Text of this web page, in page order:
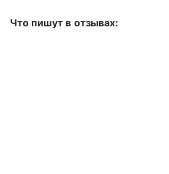
Что пишут в отзывах: